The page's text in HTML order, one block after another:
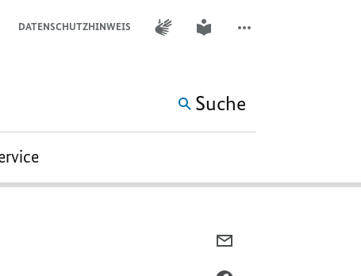
DATENSCHUTZHINWEIS GEBÄRDENSPRACHE
LEICHTE SPRACHE
Suche